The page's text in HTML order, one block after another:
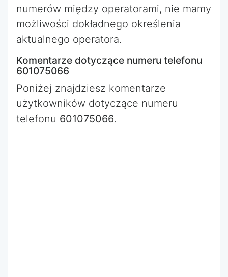
numerów między operatorami, nie mamy
możliwości dokładnego określenia
aktualnego operatora.
Komentarze dotyczące numeru telefonu
601075066
Poniżej znajdziesz komentarze
użytkowników dotyczące numeru
telefonu 601075066.